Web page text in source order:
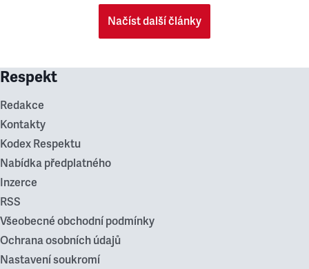
Načíst další články
Respekt
Redakce
Kontakty
Kodex Respektu
Nabídka předplatného
Inzerce
RSS
Všeobecné obchodní podmínky
Ochrana osobních údajů
Nastavení soukromí